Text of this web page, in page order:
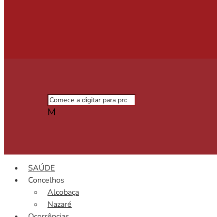
M
SAÚDE
Concelhos
Alcobaça
Nazaré